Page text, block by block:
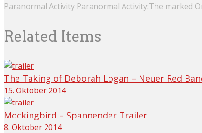
Paranormal Activity Paranormal Activity:The marked
Related Items
The Taking of Deborah Logan – Neuer Red
15. Oktober 2014
Mockingbird – Spannender Trailer
8. Oktober 2014